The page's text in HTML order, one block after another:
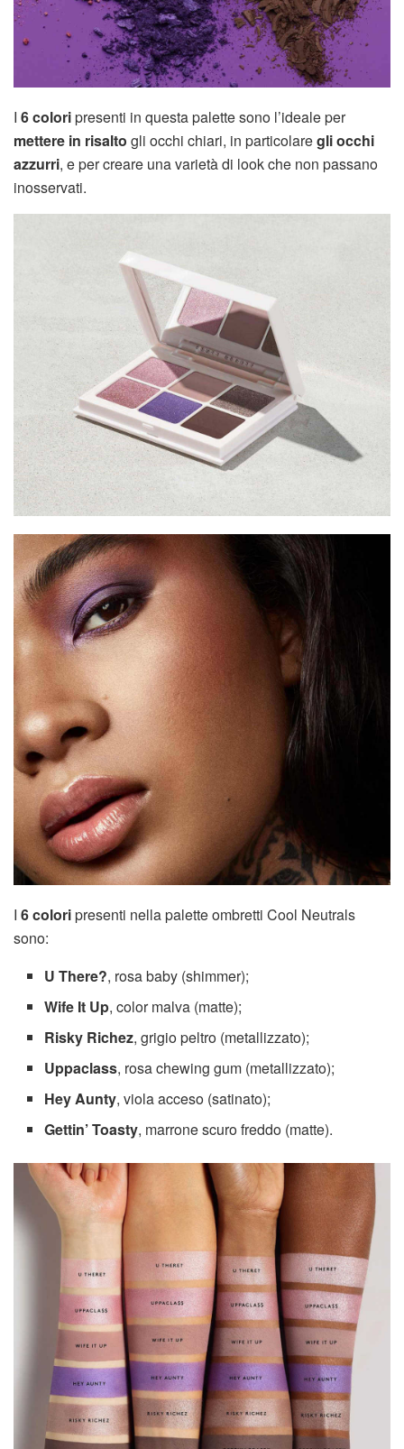
I 6 coloripresenti in questa palette sono l’ideale per
mettere in risalto gli occhi chiari, in particolaregli occhi
azzurri, e per creare una varietà di look che non passano
inosservati.
I 6 coloripresenti nella palette ombretti Cool Neutrals
sono:
U There?, rosa baby (shimmer);
Wife It Up, color malva (matte);
Risky Richez, grigio peltro (metallizzato);
Uppaclass, rosa chewing gum (metallizzato);
Hey Aunty, viola acceso (satinato);
Gettin’ Toasty, marrone scuro freddo (matte).